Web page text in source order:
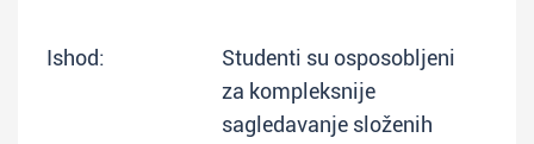
Ishod:
Studenti su osposobljeni
za kompleksnije
sagledavanje složenih